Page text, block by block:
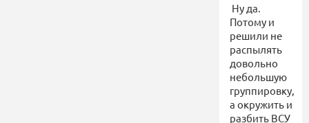
Ну да.
Потому и
решили не
распылять
довольно
небольшую
группировку,
а окружить и
разбить ВСУ